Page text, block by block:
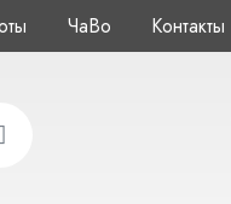
ЧаВо Контакты